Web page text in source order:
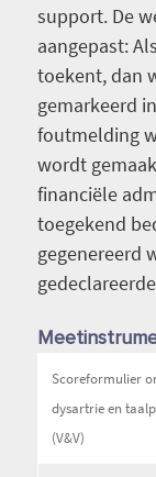
support. De
aangepast:
toekent, dan
gemarkeerd
foutmelding
wordt
financiële
toegekend
gegenereerd
Scoreformulier
dysartrie en
(V&V)